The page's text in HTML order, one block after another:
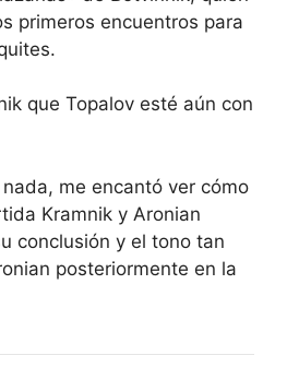
primeros encuentros para
que Topalov esté aún con
me encantó ver cómo
Kramnik y Aronian
conclusión y el tono tan
posteriormente en la